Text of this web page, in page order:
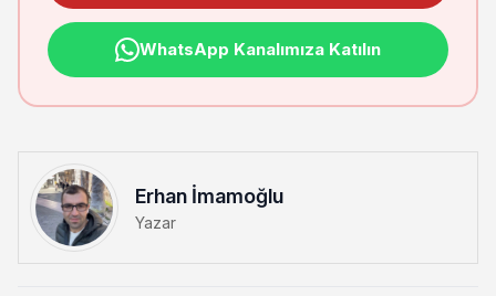
WhatsApp Kanalımıza Katılın
Erhan İmamoğlu
Yazar